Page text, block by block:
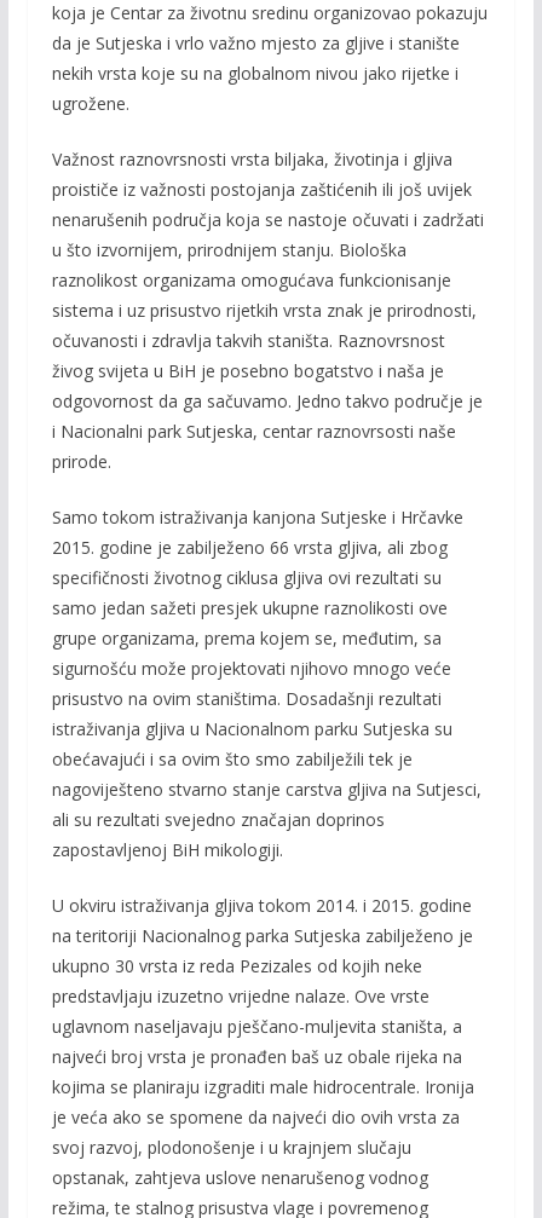
koja je Centar za životnu sredinu organizovao pokazuju
da je Sutjeska i vrlo važno mjesto za gljive i stanište
nekih vrsta koje su na globalnom nivou jako rijetke i
ugrožene.
Važnost raznovrsnosti vrsta biljaka, životinja i gljiva
proističe iz važnosti postojanja zaštićenih ili još uvijek
nenarušenih područja koja se nastoje očuvati i zadržati
u što izvornijem, prirodnijem stanju. Biološka
raznolikost organizama omogućava funkcionisanje
sistema i uz prisustvo rijetkih vrsta znak je prirodnosti,
očuvanosti i zdravlja takvih staništa. Raznovrsnost
živog svijeta u BiH je posebno bogatstvo i naša je
odgovornost da ga sačuvamo. Jedno takvo područje je
i Nacionalni park Sutjeska, centar raznovrsosti naše
prirode.
Samo tokom istraživanja kanjona Sutjeske i Hrčavke
2015. godine je zabilježeno 66 vrsta gljiva, ali zbog
specifičnosti životnog ciklusa gljiva ovi rezultati su
samo jedan sažeti presjek ukupne raznolikosti ove
grupe organizama, prema kojem se, međutim, sa
sigurnošću može projektovati njihovo mnogo veće
prisustvo na ovim staništima. Dosadašnji rezultati
istraživanja gljiva u Nacionalnom parku Sutjeska su
obećavajući i sa ovim što smo zabilježili tek je
nagoviješteno stvarno stanje carstva gljiva na Sutjesci,
ali su rezultati svejedno značajan doprinos
zapostavljenoj BiH mikologiji.
U okviru istraživanja gljiva tokom 2014. i 2015. godine
na teritoriji Nacionalnog parka Sutjeska zabilježeno je
ukupno 30 vrsta iz reda Pezizales od kojih neke
predstavljaju izuzetno vrijedne nalaze. Ove vrste
uglavnom naseljavaju pješčano-muljevita staništa, a
najveći broj vrsta je pronađen baš uz obale rijeka na
kojima se planiraju izgraditi male hidrocentrale. Ironija
je veća ako se spomene da najveći dio ovih vrsta za
svoj razvoj, plodonošenje i u krajnjem slučaju
opstanak, zahtjeva uslove nenarušenog vodnog
režima, te stalnog prisustva vlage i povremenog